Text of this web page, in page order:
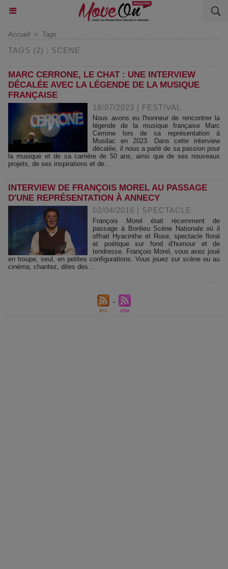
Accueil > Tags
TAGS (2) : SCENE
MARC CERRONE, LE CHAT : UNE INTERVIEW
DÉCALÉE AVEC LA LÉGENDE DE LA MUSIQUE
FRANÇAISE
18/07/2023 | FESTIVAL
Nous avons eu l'honneur de rencontrer la
légende de la musique française Marc
Cerrone lors de sa représentation à
Musilac en 2023. Dans cette interview
décalée, il nous a parlé de sa passion pour
la musique et de sa carrière de 50 ans, ainsi que de ses nouveaux
projets, de ses inspirations et de...
INTERVIEW DE FRANÇOIS MOREL AU PASSAGE
D'UNE REPRÉSENTATION À ANNECY
02/04/2016 | SPECTACLE
François Morel était récemment de
passage à Bonlieu Scène Nationale où il
offrait Hyacinthe et Rose, spectacle floral
et poétique sur fond d’humour et de
tendresse. François Morel, vous avez joué
en troupe, seul, en petites configurations. Vous jouez sur scène ou au
cinéma, chantez, dites des...